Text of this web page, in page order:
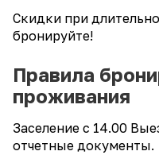
Скидки при
бронируйте!
Правила
проживания
Заселение с 14.00
отчетные документы.